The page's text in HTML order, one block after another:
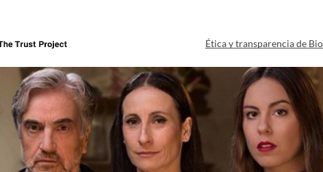
Ética y transparencia de